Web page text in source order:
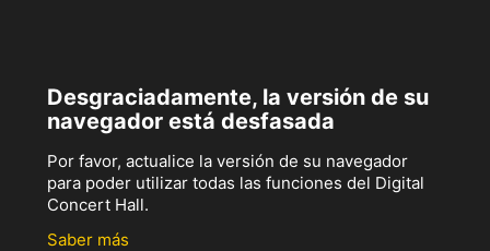
Desgraciadamente, la versión de su
navegador está desfasada
Por favor, actualice la versión de su navegador
para poder utilizar todas las funciones del Digital
Concert Hall.
Saber más